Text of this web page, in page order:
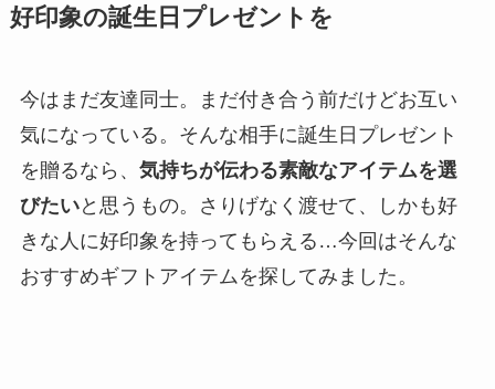
好印象の誕生日プレゼントを
今はまだ友達同士。まだ付き合う前だけどお互い
気になっている。そんな相手に誕生日プレゼント
を贈るなら、 気持ちが伝わる素敵なアイテムを選
びたいと思うもの。さりげなく渡せて、しかも好
きな人に好印象を持ってもらえる…今回はそんな
おすすめギフトアイテムを探してみました。